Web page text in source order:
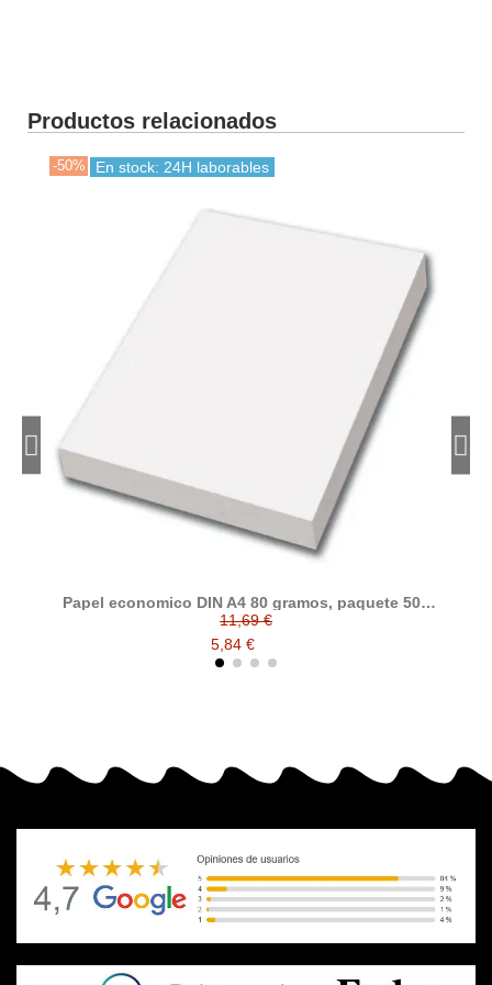
Productos relacionados
-50% En stock: 24H laborables
Papel economico DIN A4 80 gramos, paquete 500
folios
11,69 €
5,84 €